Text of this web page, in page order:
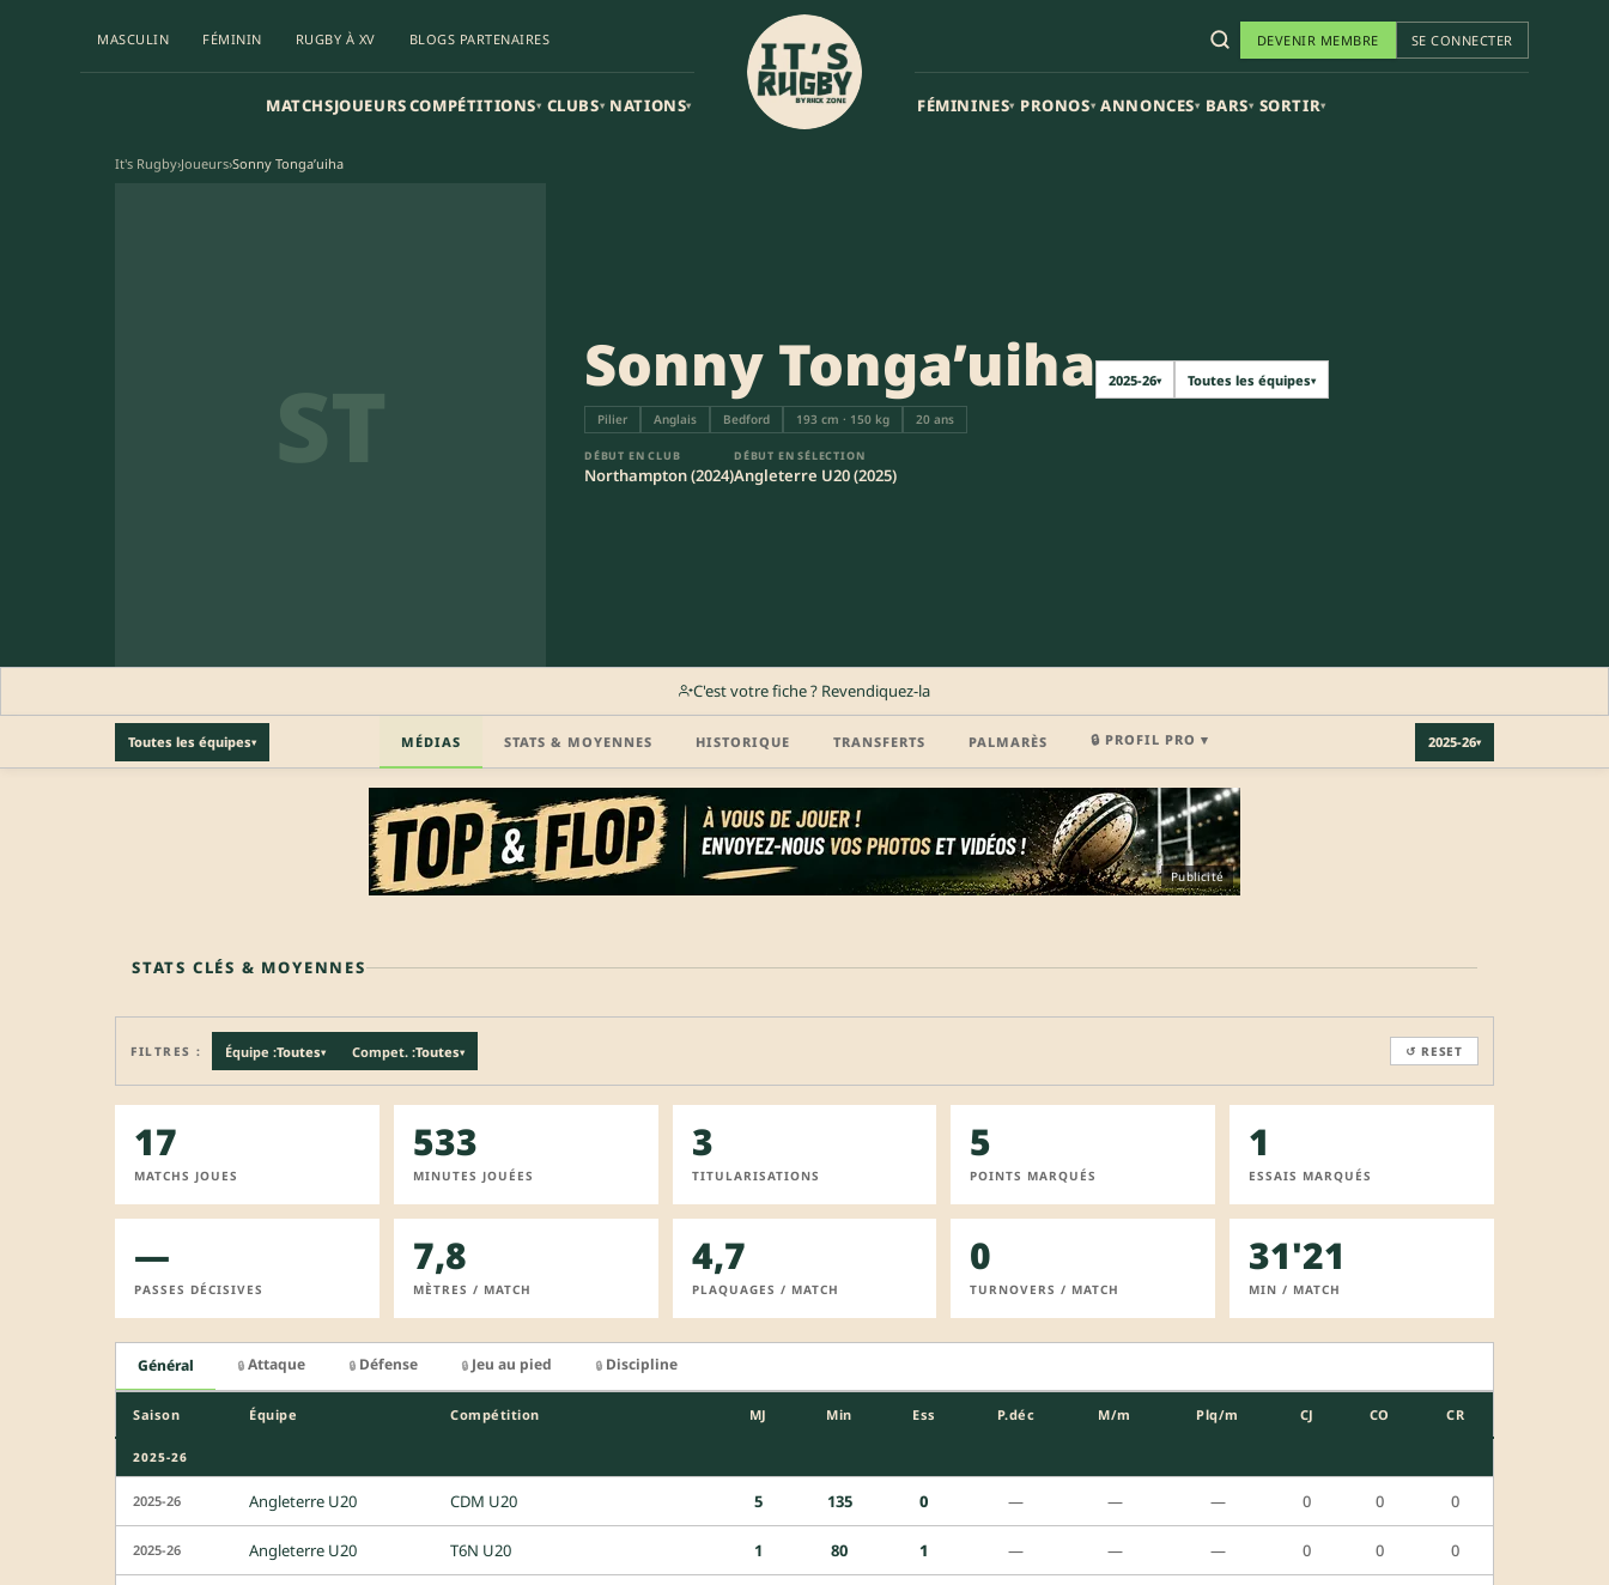
MASCULIN FÉMININ RUGBY À XV BLOGS PARTENAIRES
MATCHSJOUEURSCOMPÉTITIONS▾ CLUBS▾ NATIONS▾
DEVENIR MEMBRE SE CONNECTER
FÉMININES▾ PRONOS▾ ANNONCES▾ BARS▾ SORTIR▾
It's Rugby›Joueurs›Sonny Tonga’uiha
ST Sonny Tonga’uiha 2025-26▾ Toutes les équipes▾
Pilier Anglais Bedford 193 cm · 150 kg 20 ans
DÉBUT EN CLUB
Northampton (2024)
DÉBUT EN SÉLECTION
Angleterre U20 (2025)
C'est votre fiche ? Revendiquez-la
MÉDIAS STATS & MOYENNES HISTORIQUE TRANSFERTS PALMARÈS 🔒 PROFIL PRO ▾ 2025-26▾
Toutes les équipes▾
Profil pro · Réservé aux clubs REJOINDRE LA COMMUNAUTÉ
Publicité
STATS CLÉS & MOYENNES
FILTRES : Équipe :Toutes▾ Compet. :Toutes▾ ↺ RESET
17
MATCHS JOUES
533
MINUTES JOUÉES
3
TITULARISATIONS
5
POINTS MARQUÉS
1
ESSAIS MARQUÉS
—
PASSES DÉCISIVES
7,8
MÈTRES / MATCH
4,7
PLAQUAGES / MATCH
0
TURNOVERS / MATCH
31'21
MIN / MATCH
Général 🔒 Attaque 🔒 Défense 🔒 Jeu au pied 🔒 Discipline
Saison Équipe Compétition MJ Min Ess P.déc M/m Plq/m CJ CO CR
2025-26
2025-26 Angleterre U20 CDM U20 5 135 0 — — — 0 0 0
2025-26 Angleterre U20 T6N U20 1 80 1 — — — 0 0 0